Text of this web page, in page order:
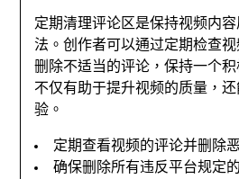
定期清理评论区是保持视频内
法 。创作者可以通过定期检查
删除不适当的评论 ，保持一个
不仅有助于提升视频的质量 ，
验 。
定期查看视频的评论并删除
确保删除所有违反平台规定